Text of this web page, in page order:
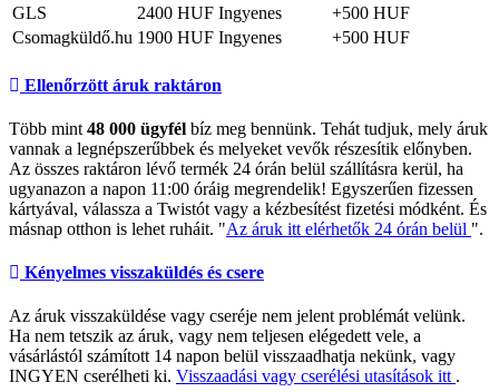
GLS
2400 HUF Ingyenes
+500 HUF
Csomagküldő.hu 1900 HUF Ingyenes +500 HUF
Ellenőrzött áruk raktáron
Több mint 48 000 ügyfél bíz meg bennünk. Tehát tudjuk, mely áruk
vannak a legnépszerűbbek és melyeket vevők részesítik előnyben.
Az összes raktáron lévő termék 24 órán belül szállításra kerül, ha
ugyanazon a napon 11:00 óráig megrendelik! Egyszerűen fizessen
kártyával, válassza a Twistót vagy a kézbesítést fizetési módként. És
másnap otthon is lehet ruháit. "Az áruk itt elérhetők 24 órán belül ".
Kényelmes visszaküldés és csere
Az áruk visszaküldése vagy cseréje nem jelent problémát velünk.
Ha nem tetszik az áruk, vagy nem teljesen elégedett vele, a
vásárlástól számított 14 napon belül visszaadhatja nekünk, vagy
INGYEN cserélheti ki. Visszaadási vagy cserélési utasítások itt .